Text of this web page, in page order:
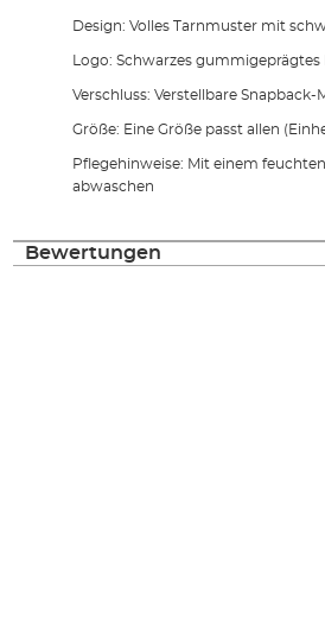
Design: Volles Tarnmuster mit
Logo: Schwarzes gummigeprägtes
Verschluss: Verstellbare Snapback-
Größe: Eine Größe passt allen
Pflegehinweise: Mit einem
abwaschen
Bewertungen